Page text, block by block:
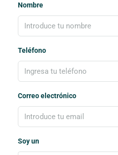
Nombre
Teléfono
Correo electrónico
Soy un